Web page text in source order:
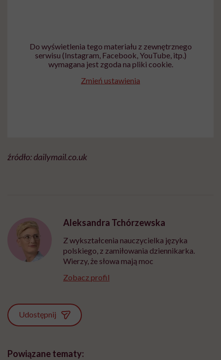
Do wyświetlenia tego materiału z zewnętrznego
serwisu (Instagram, Facebook, YouTube, itp.)
wymagana jest zgoda na pliki cookie.
Zmień ustawienia
źródło: dailymail.co.uk
Aleksandra Tchórzewska
Z wykształcenia nauczycielka języka
polskiego, z zamiłowania dziennikarka.
Wierzy, że słowa mają moc
Zobacz profil
Udostępnij
Powiązane tematy: